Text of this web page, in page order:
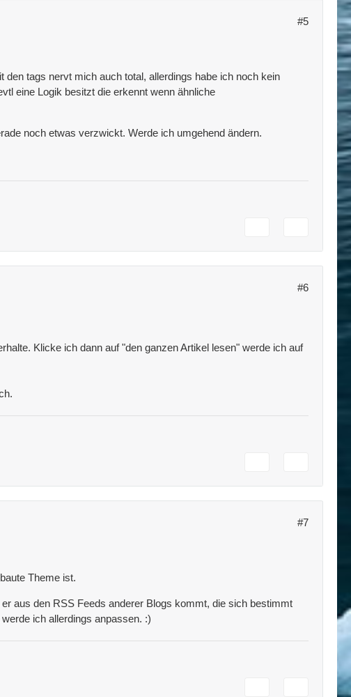
#5
tags nervt mich auch total, allerdings habe ich noch kein
eine Logik besitzt die erkennt wenn ähnliche
noch etwas verzwickt. Werde ich umgehend ändern.
#6
Klicke ich dann auf "den ganzen Artikel lesen" werde ich auf
#7
Theme ist.
aus den RSS Feeds anderer Blogs kommt, die sich bestimmt
ich allerdings anpassen. :)